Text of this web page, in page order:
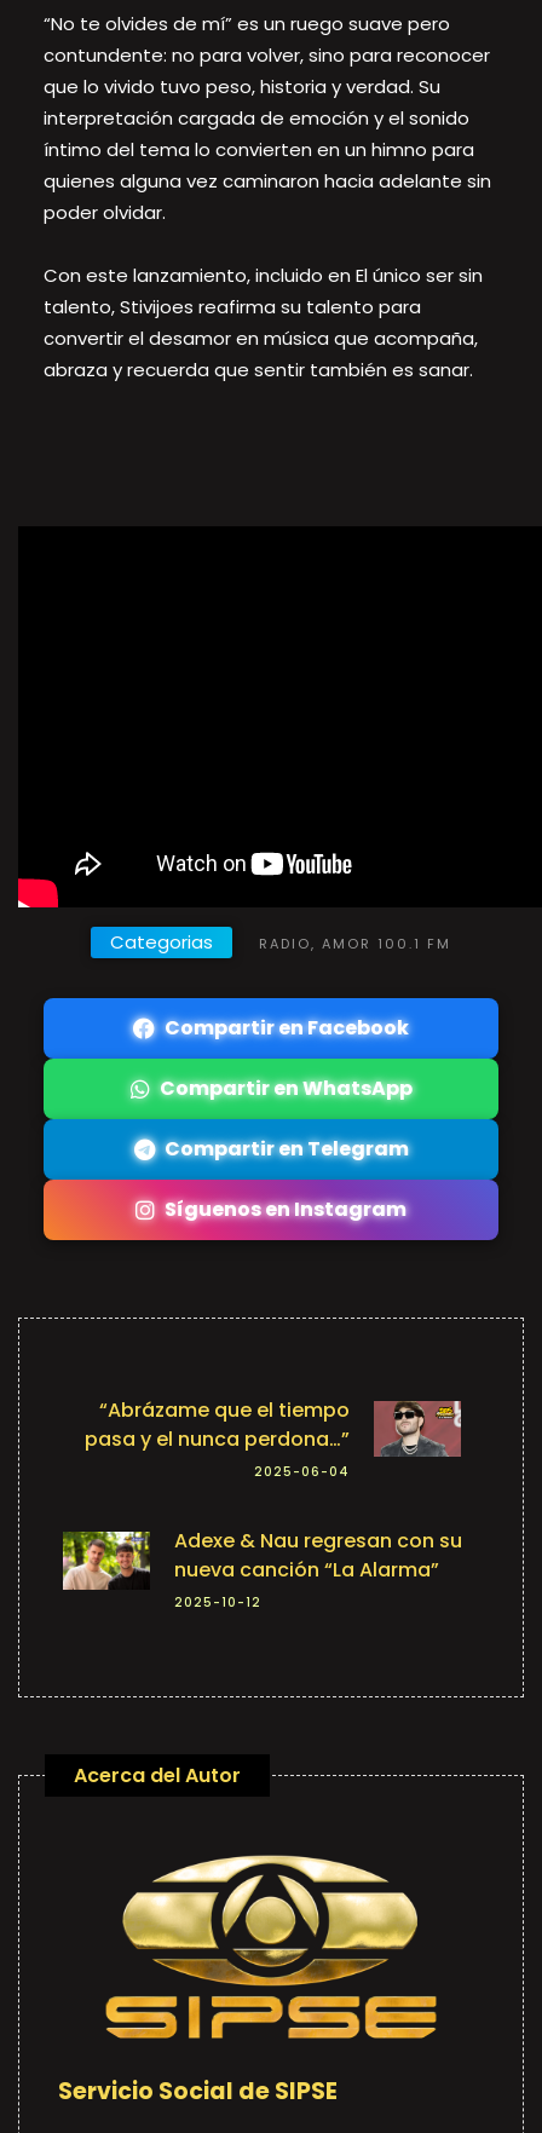
“No te olvides de mí” es un ruego suave pero
contundente: no para volver, sino para reconocer
que lo vivido tuvo peso, historia y verdad. Su
interpretación cargada de emoción y el sonido
íntimo del tema lo convierten en un himno para
quienes alguna vez caminaron hacia adelante sin
poder olvidar.
Con este lanzamiento, incluido en El único ser sin
talento, Stivijoes reafirma su talento para
convertir el desamor en música que acompaña,
abraza y recuerda que sentir también es sanar.
Categorias RADIO, AMOR 100.1 FM
Compartir en Facebook
Compartir en WhatsApp
Compartir en Telegram
Síguenos en Instagram
“Abrázame que el tiempo
pasa y el nunca perdona…”
2025-06-04
Adexe & Nau regresan con su
nueva canción “La Alarma”
2025-10-12
Acerca del Autor
Servicio Social de SIPSE